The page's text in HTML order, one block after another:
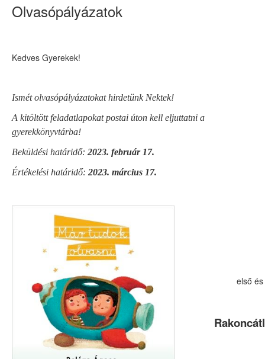
Olvasópályázatok
Kedves Gyerekek!
Ismét olvasópályázatokat hirdetünk Nektek!
A kitöltött feladatlapokat postai úton kell eljuttatni a
gyerekkönyvtárba!
Beküldési határidő: 2023. február 17.
Értékelési határidő: 2023. március 17.
első